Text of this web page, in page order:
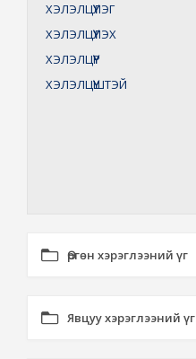
ХЭЛЭЛЦҮҮЛЭГ
ХЭЛЭЛЦҮҮЛЭХ
ХЭЛЭЛЦҮҮР
ХЭЛЭЛЦҮҮШТЭЙ
Өргөн хэрэглээний үг
Явцуу хэрэглээний үг